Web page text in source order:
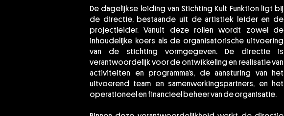
De dagelijkse leiding van Stichting Kult Funktion ligt bij
de directie, bestaande uit de artistiek leider en de
projectleider. Vanuit deze rollen wordt zowel de
inhoudelijke koers als de organisatorische uitvoering
van de stichting vormgegeven. De directie is
verantwoordelijk voor de ontwikkeling en realisatie van
activiteiten en programma’s, de aansturing van het
uitvoerend team en samenwerkingspartners, en het
operationeel en financieel beheer van de organisatie.